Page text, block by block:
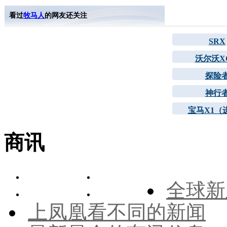
看过牧马人 的网友还关注
SRX
沃尔沃
探险
神行
宝马X1（
商讯
全球
上凤凰看不同的新闻